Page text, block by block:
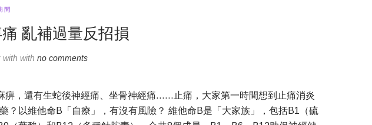
問
亂補過量反招損
with with no comments
，還有生蛇後神經痛、坐骨神經痛……止痛，大家第一時間想到止痛消炎
以維他命B「自療」，有沒有風險？ 維他命B是「大家族」，包括B1（硫